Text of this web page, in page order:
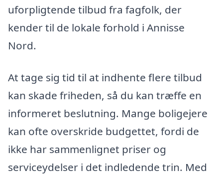
uforpligtende tilbud fra fagfolk, der
kender til de lokale forhold i Annisse
Nord.
At tage sig tid til at indhente flere tilbud
kan skade friheden, så du kan træffe en
informeret beslutning. Mange boligejere
kan ofte overskride budgettet, fordi de
ikke har sammenlignet priser og
serviceydelser i det indledende trin. Med